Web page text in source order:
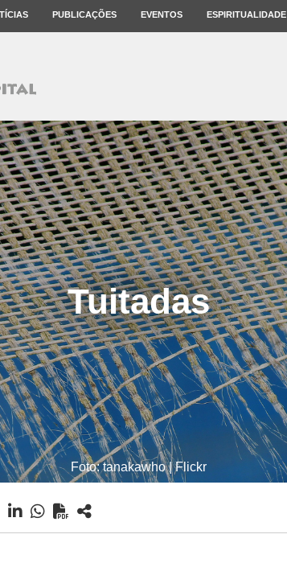
PUBLICAÇÕES EVENTOS ESPIRITUALIDADE
Tuitadas
Foto: tanakawho | Flickr